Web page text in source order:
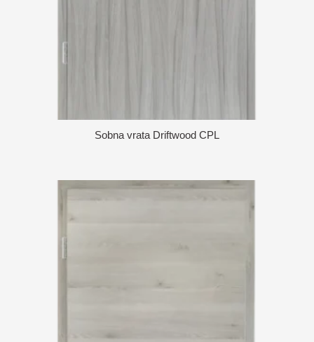
Sobna vrata Driftwood CPL